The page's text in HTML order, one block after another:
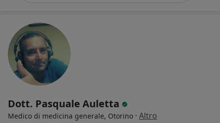
Dott. Pasquale Auletta
Medico di medicina generale, Otorino · Altro